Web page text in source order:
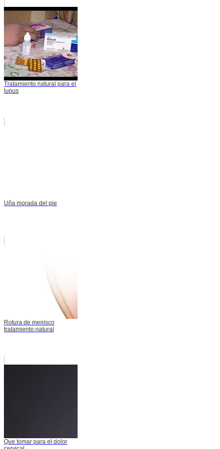
Tratamiento natural para el
lupus
Uña morada del pie
Rotura de menisco
tratamiento natural
Que tomar para el dolor